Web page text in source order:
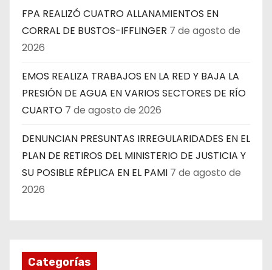
FPA REALIZÓ CUATRO ALLANAMIENTOS EN
CORRAL DE BUSTOS-IFFLINGER 7 de agosto de
2026
EMOS REALIZA TRABAJOS EN LA RED Y BAJA LA
PRESIÓN DE AGUA EN VARIOS SECTORES DE RÍO
CUARTO 7 de agosto de 2026
DENUNCIAN PRESUNTAS IRREGULARIDADES EN EL
PLAN DE RETIROS DEL MINISTERIO DE JUSTICIA Y
SU POSIBLE RÉPLICA EN EL PAMI 7 de agosto de
2026
Categorías